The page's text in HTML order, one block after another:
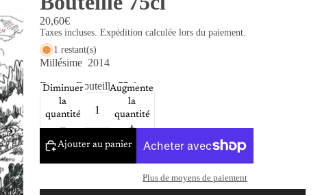
20,60€
Taxes incluses. Expédition calculée lors du paiement.
1 restant(s)
Millésime 2014
Format Bouteille 75cl
Diminuer
la
quantité
Augmenter
la
quantité
Ajouter au panier
Plus de moyens de paiement